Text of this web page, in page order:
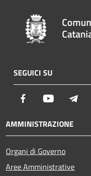
SEGUICI SU
Facebook Youtube
AMMINISTRAZIONE
Organi di Governo
Aree Amministrative